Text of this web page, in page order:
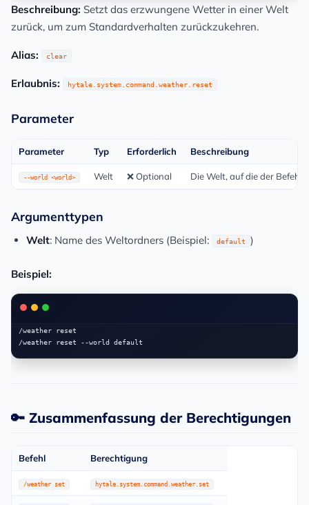
Beschreibung: Setzt das erzwungene Wetter in einer Welt
zurück, um zum Standardverhalten zurückzukehren.
Alias: clear
Erlaubnis: hytale.system.command.weather.reset
Parameter
Parameter Typ Erforderlich Beschreibung
--world <world> Welt ❌ Optional Die Welt, auf die der Befehl
Argumenttypen
Welt: Name des Weltordners (Beispiel: default )
Beispiel:
/weather reset
🔑 Zusammenfassung der Berechtigungen
Befehl Berechtigung
/weather set hytale.system.command.weather.set